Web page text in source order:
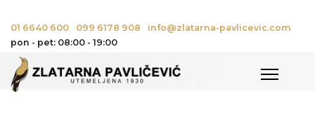
01 6640 600 099 6178 908
info@zlatarna-pavlicevic.com
pon - pet: 08:00 - 19:00